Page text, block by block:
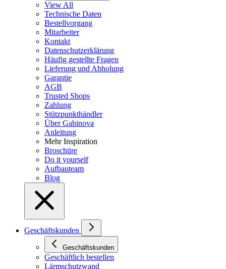
View All
Technische Daten
Bestellvorgang
Mitarbeiter
Kontakt
Datenschutzerklärung
Häufig gestellte Fragen
Lieferung und Abholung
Garantie
AGB
Trusted Shops
Zahlung
Stützpunkthändler
Über Gabinova
Anleitung
Mehr Inspiration
Broschüre
Do it yourself
Aufbauteam
Blog
Geschäftskunden
Geschäftskunden
Geschäftlich bestellen
Lärmschutzwand